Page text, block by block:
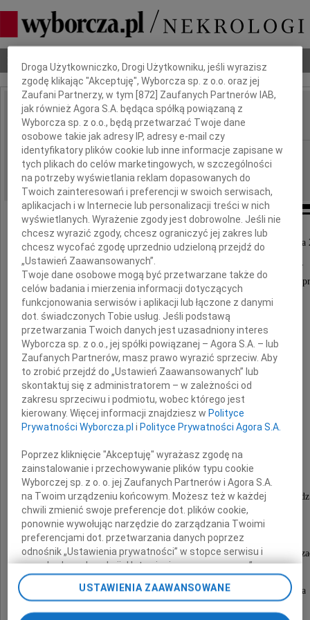
Nekrologi Odeszli Poradnik pogrzebowy
IMIĘ I NAZWISKO: Lech Ratajczak
REGION: Poznań
DATA EMISJI: 14.12.2023
Z wielkim smutkiem zawiadamiamy, że w dniu 9 grudnia
odszedł nasz Kochany Mąż, Ojciec i Dziadek,
Przyjaciel wielu osób, naukowiec, pasjonat, miłośnik
Lech Ratajczak
prof. zw. dr hab.
Ceremonia pogrzebowa odbędzie się 15 grudnia o
w kaplicy w Bninie, ul. Cmentarna
Zamiast wieńców prosimy o symboliczną różę i wsparcie
Przy wejściu na cmentarz odbędzie się zbiórka
Dbamy o Twoją prywatność
Droga Użytkowniczko, Drogi Użytkowniku, jeśli wyrazisz
zgodę klikając "Akceptuję", Wyborcza sp. z o.o. oraz jej
Zaufani Partnerzy, w tym [872 ] Zaufanych Partnerów IAB,
jak również Agora S.A. będąca spółką powiązaną z
Wyborcza sp. z o.o., będą przetwarzać Twoje dane
osobowe takie jak adresy IP, adresy e-mail czy
identyfikatory plików cookie lub inne informacje zapisane w
tych plikach do celów marketingowych, w szczególności
na potrzeby wyświetlania reklam dopasowanych do
Twoich zainteresowań i preferencji w swoich serwisach,
aplikacjach i w Internecie lub personalizacji treści w nich
wyświetlanych. Wyrażenie zgody jest dobrowolne. Jeśli nie
chcesz wyrazić zgody, chcesz ograniczyć jej zakres lub
chcesz wycofać zgodę uprzednio udzieloną przejdź do
„Ustawień Zaawansowanych”.
Twoje dane osobowe mogą być przetwarzane także do
celów badania i mierzenia informacji dotyczących
funkcjonowania serwisów i aplikacji lub łączone z danymi
dot. świadczonych Tobie usług. Jeśli podstawą
przetwarzania Twoich danych jest uzasadniony interes
Wyborcza sp. z o.o., jej spółki powiązanej – Agora S.A. – lub
Zaufanych Partnerów, masz prawo wyrazić sprzeciw. Aby
to zrobić przejdź do „Ustawień Zaawansowanych” lub
skontaktuj się z administratorem – w zależności od
zakresu sprzeciwu i podmiotu, wobec którego jest
kierowany. Więcej informacji znajdziesz w Polityce
Prywatności Wyborcza.pl i Polityce Prywatności Agora S.A.
Poprzez kliknięcie "Akceptuję" wyrażasz zgodę na
zainstalowanie i przechowywanie plików typu cookie
Wyborczej sp. z o. o. jej Zaufanych Partnerów i Agora S.A.
na Twoim urządzeniu końcowym. Możesz też w każdej
chwili zmienić swoje preferencje dot. plików cookie,
ponownie wywołując narzędzie do zarządzania Twoimi
preferencjami dot. przetwarzania danych poprzez
odnośnik „Ustawienia prywatności” w stopce serwisu i
przechodząc do sekcji „Ustawienia zaawansowane”.
Zmiana ustawień plików cookie możliwa jest także za
pomocą ustawień przeglądarki.
USTAWIENIA ZAAWANSOWANE